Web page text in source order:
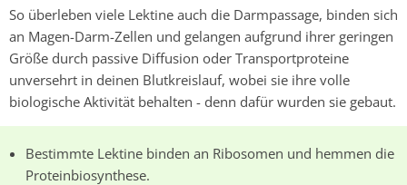
So überleben viele Lektine auch die Darmpassage, binden sich
an Magen-Darm-Zellen und gelangen aufgrund ihrer geringen
Größe durch passive Diffusion oder Transportproteine
unversehrt in deinen Blutkreislauf, wobei sie ihre volle
biologische Aktivität behalten - denn dafür wurden sie gebaut.
Bestimmte Lektine binden an Ribosomen und hemmen die
Proteinbiosynthese.